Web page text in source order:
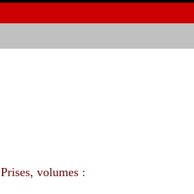
Prises, volumes :